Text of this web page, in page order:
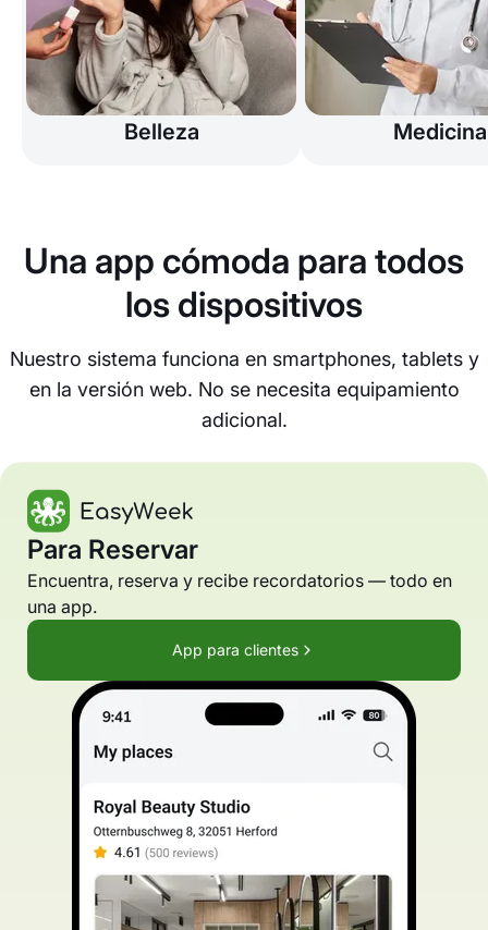
Belleza Medicina
Una app cómoda para todos
los dispositivos
Nuestro sistema funciona en smartphones, tablets y
en la versión web. No se necesita equipamiento
adicional.
Para Reservar
Encuentra, reserva y recibe recordatorios — todo en
una app.
App para clientes